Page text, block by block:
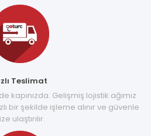
Teslimat
kapınızda. Gelişmiş lojistik ağımız
bir şekilde işleme alınır ve güvenle
ulaştırılır.